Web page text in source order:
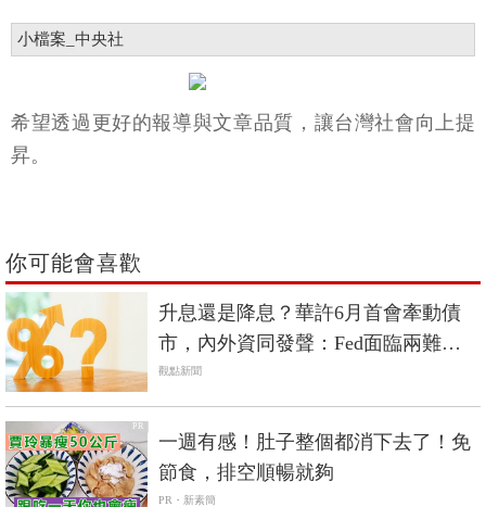
小檔案_中央社
希望透過更好的報導與文章品質，讓台灣社會向上提
昇。
你可能會喜歡
升息還是降息？華許6月首會牽動債
市，內外資同發聲：Fed面臨兩難，
短天期非投等債才能攻守兼備
觀點新聞
PR
一週有感！肚子整個都消下去了！免
節食，排空順暢就夠
PR・新素簡